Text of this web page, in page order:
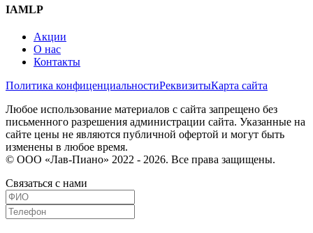
IAMLP
Акции
О нас
Контакты
Политика конфиценциальностиРеквизитыКарта сайта
Любое использование материалов с сайта запрещено без
письменного разрешения администрации сайта. Указанные на
сайте цены не являются публичной офертой и могут быть
изменены в любое время.
© ООО «Лав-Пиано» 2022 - 2026. Все права защищены.
Связаться с нами